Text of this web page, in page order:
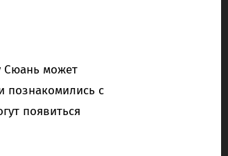
Сюань может
познакомились с
появиться